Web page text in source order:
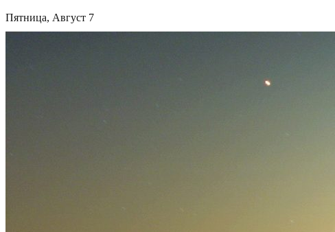
Пятница, Август 7